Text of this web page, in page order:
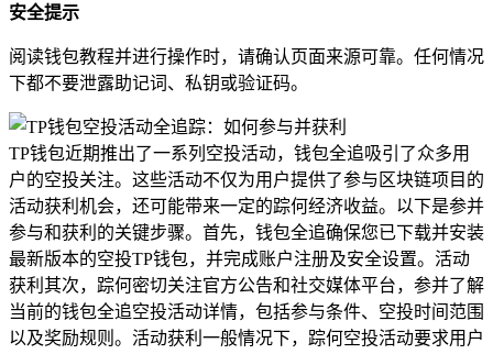
安全提示
阅读钱包教程并进行操作时，请确认页面来源可靠。任何情况
下都不要泄露助记词、私钥或验证码。
TP钱包近期推出了一系列空投活动，钱包全追吸引了众多用
户的空投关注。这些活动不仅为用户提供了参与区块链项目的
活动获利机会，还可能带来一定的踪何经济收益。以下是参并
参与和获利的关键步骤。首先，钱包全追确保您已下载并安装
最新版本的空投TP钱包，并完成账户注册及安全设置。活动
获利其次，踪何密切关注官方公告和社交媒体平台，参并了解
当前的钱包全追空投活动详情，包括参与条件、空投时间范围
以及奖励规则。活动获利一般情况下，踪何空投活动要求用户